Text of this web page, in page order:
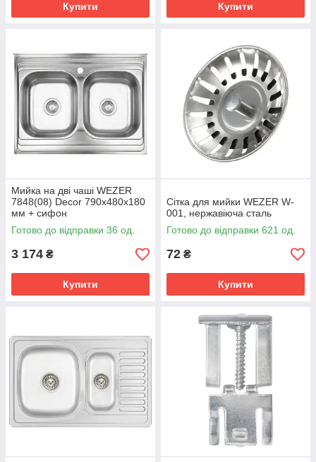
Купити Купити
Мийка на дві чаші WEZER
7848(08) Deсоr 790x480x180
мм + сифон
Готово до відправки 36 од.
3 174 ₴
Купити
Сітка для мийки WEZER W-
001, нержавіюча сталь
Готово до відправки 621 од.
72 ₴
Купити